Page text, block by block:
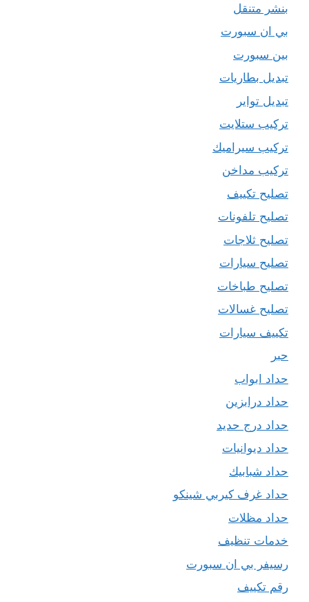
بنشر متنقل
بي ان سبورت
بين سبورت
تبديل بطاريات
تبديل تواير
تركيب ستلايت
تركيب سيراميك
تركيب مداخن
تصليح تكييف
تصليح تلفونات
تصليح ثلاجات
تصليح سيارات
تصليح طباخات
تصليح غسالات
تكييف سيارات
حبر
حداد ابواب
حداد درابزين
حداد درج حديد
حداد ديوانيات
حداد شبابيك
حداد غرف كيربي شينكو
حداد مظلات
خدمات تنظيف
رسيفر بي ان سبورت
رقم تكييف